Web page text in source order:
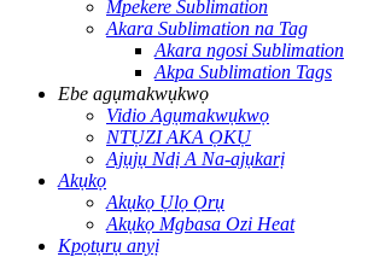
Mpekere Sublimation
Akara Sublimation na Tag
Akara ngosi Sublimation
Akpa Sublimation Tags
Ebe agụmakwụkwọ
Vidio Agụmakwụkwọ
NTỤZI AKA ỌKỤ
Ajụjụ Ndị A Na-ajụkarị
Akụkọ
Akụkọ Ụlọ Ọrụ
Akụkọ Mgbasa Ozi Heat
Kpọtụrụ anyị